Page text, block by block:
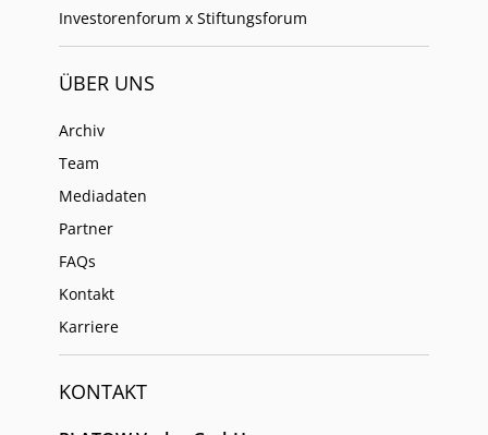
Investorenforum x Stiftungsforum
ÜBER UNS
Archiv
Team
Mediadaten
Partner
FAQs
Kontakt
Karriere
KONTAKT